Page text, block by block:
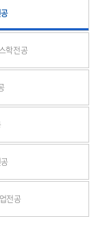
학전공
전공